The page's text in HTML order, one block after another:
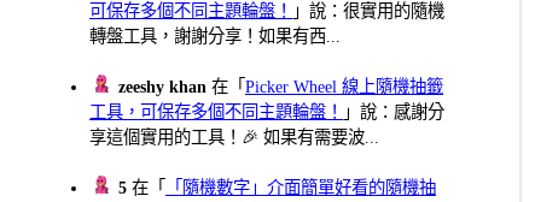
可保存多個不同主題輪盤！
」說：很實用的隨機
轉盤工具，謝謝分享！如果有西...
zeeshy khan 在「Picker Wheel 線上隨機抽籤
工具，可保存多個不同主題輪盤！
」說：感謝分
享這個實用的工具！🎉 如果有需要波...
5 在「
「隨機數字」介面簡單好看的隨機抽